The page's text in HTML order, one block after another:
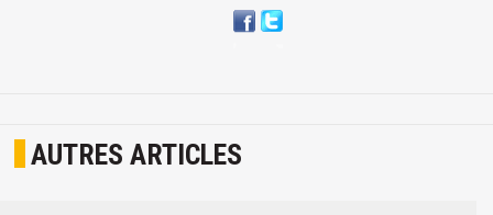
AUTRES ARTICLES